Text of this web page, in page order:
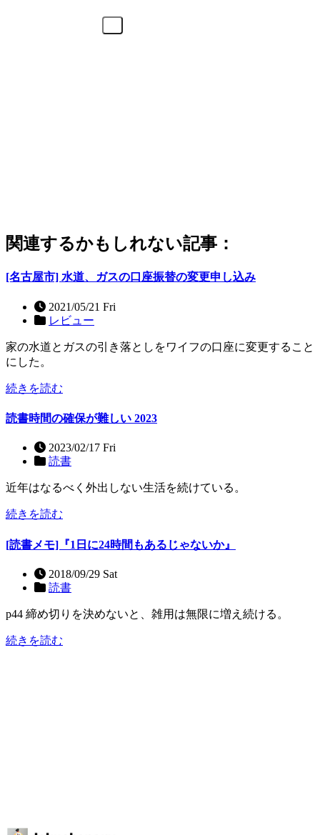
関連するかもしれない記事：
[名古屋市] 水道、ガスの口座振替の変更申し込み
2021/05/21 Fri
レビュー
家の水道とガスの引き落としをワイフの口座に変更すること
にした。
続きを読む
読書時間の確保が難しい 2023
2023/02/17 Fri
読書
近年はなるべく外出しない生活を続けている。
続きを読む
[読書メモ]『1日に24時間もあるじゃないか』
2018/09/29 Sat
読書
p44 締め切りを決めないと、雑用は無限に増え続ける。
続きを読む